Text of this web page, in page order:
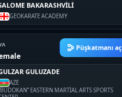
BAKARASHVİLİ
GEOKARATE ACADEMY
Püşkatmanı aç
GULUZADE
AZE
EASTERN MARTİAL ARTS SPORTS